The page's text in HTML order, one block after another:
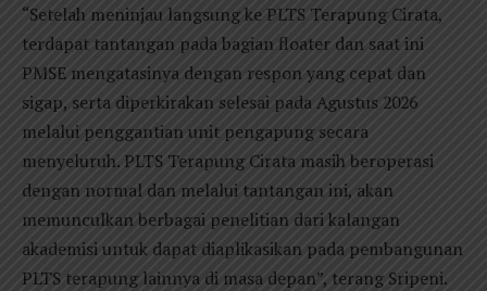
“Setelah meninjau langsung ke PLTS Terapung Cirata,
terdapat tantangan pada bagian floater dan saat ini
PMSE mengatasinya dengan respon yang cepat dan
sigap, serta diperkirakan selesai pada Agustus 2026
melalui penggantian unit pengapung secara
menyeluruh. PLTS Terapung Cirata masih beroperasi
dengan normal dan melalui tantangan ini, akan
memunculkan berbagai penelitian dari kalangan
akademisi untuk dapat diaplikasikan pada pembangunan
PLTS terapung lainnya di masa depan”, terang Sripeni.